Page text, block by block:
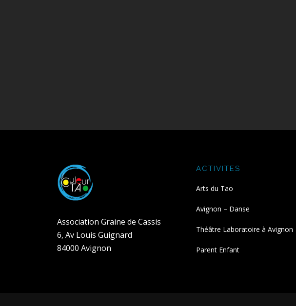
Association Graine de Cassis
6, Av Louis Guignard
84000 Avignon
ACTIVITES
Arts du Tao
Avignon – Danse
Théâtre Laboratoire à Avignon
Parent Enfant